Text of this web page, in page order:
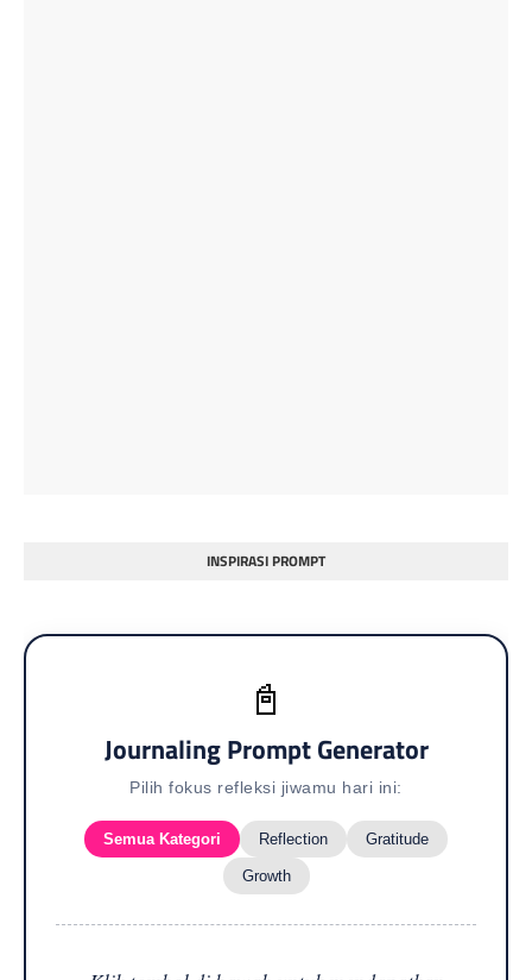
INSPIRASI PROMPT
📓
Journaling Prompt Generator
Pilih fokus refleksi jiwamu hari ini:
Semua Kategori Reflection Gratitude
Growth